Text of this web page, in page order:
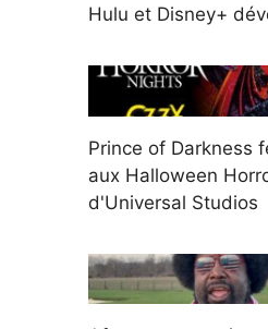
Hulu et Disney+
Prince of Darkness
aux Halloween
d'Universal Studios